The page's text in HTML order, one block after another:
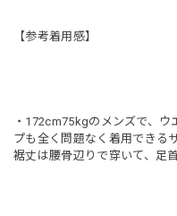
【参考着用感】
・172cm75kgのメンズで、
プも全く問題なく着用できる
裾丈は腰骨辺りで穿いて、足